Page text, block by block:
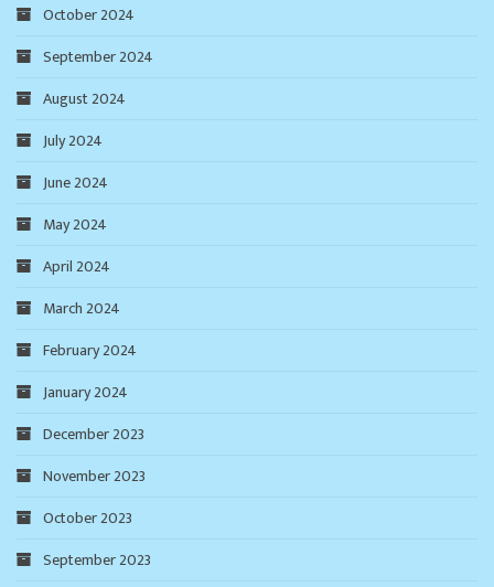
October 2024
September 2024
August 2024
July 2024
June 2024
May 2024
April 2024
March 2024
February 2024
January 2024
December 2023
November 2023
October 2023
September 2023